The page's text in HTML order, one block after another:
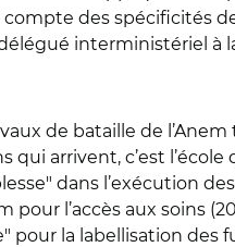
des spécificités
interministériel à
de bataille de
arrivent, c’est l’école
dans l’exécution
pour l’accès aux soins
pour la labellisation des